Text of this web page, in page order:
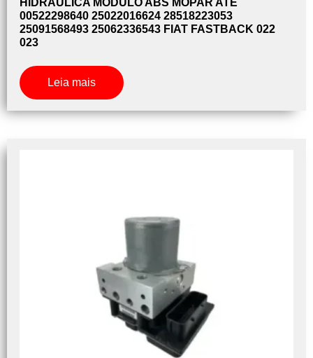
00522298640 25022016624 28518223053
25091568493 25062336543 FIAT FASTBACK 022
023
Leia mais